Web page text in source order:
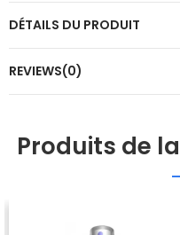
DÉTAILS DU PRODUIT
REVIEWS(0)
Produits de